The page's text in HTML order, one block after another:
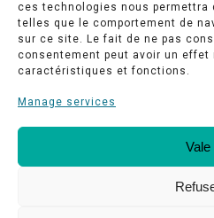
ces technologies nous permettra
telles que le comportement de
sur ce site. Le fait de ne pas
consentement peut avoir un
caractéristiques et fonctions.
Manage services
Vale
Our quality